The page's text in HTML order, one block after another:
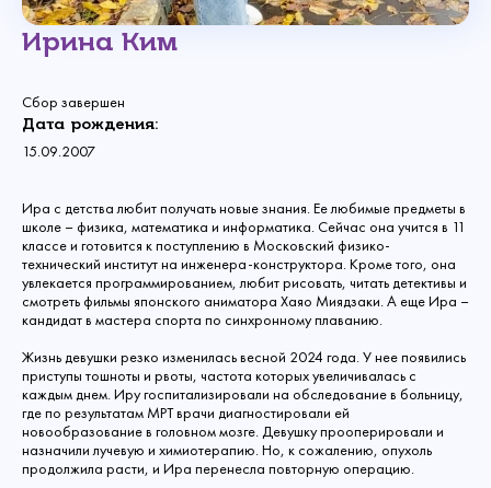
Ирина Ким
Сбор завершен
Дата рождения:
15.09.2007
Ира с детства любит получать новые знания. Ее любимые предметы в
школе – физика, математика и информатика. Сейчас она учится в 11
классе и готовится к поступлению в Московский физико-
технический институт на инженера-конструктора. Кроме того, она
увлекается программированием, любит рисовать, читать детективы и
смотреть фильмы японского аниматора Хаяо Миядзаки. А еще Ира –
кандидат в мастера спорта по синхронному плаванию.
Жизнь девушки резко изменилась весной 2024 года. У нее появились
приступы тошноты и рвоты, частота которых увеличивалась с
каждым днем. Иру госпитализировали на обследование в больницу,
где по результатам МРТ врачи диагностировали ей
новообразование в головном мозге. Девушку прооперировали и
назначили лучевую и химиотерапию. Но, к сожалению, опухоль
продолжила расти, и Ира перенесла повторную операцию.